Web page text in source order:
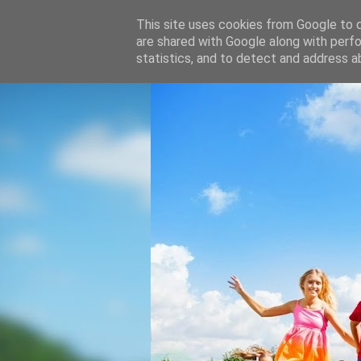
This site uses cookies from Google to
are shared with Google along with
statistics, and to detect and address